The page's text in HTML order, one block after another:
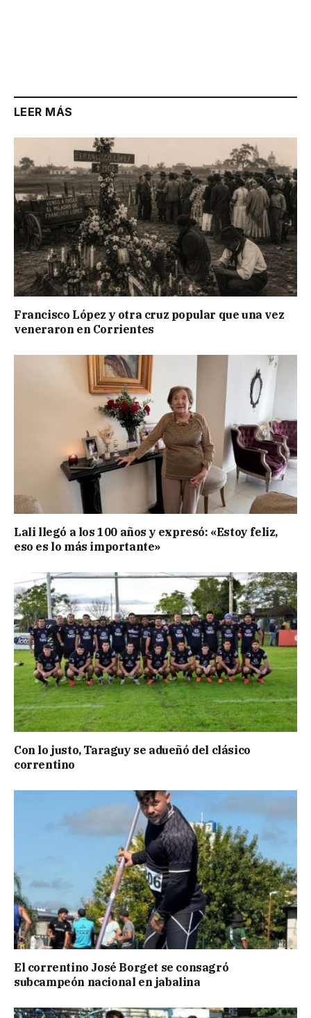
LEER MÁS
Francisco López y otra cruz popular que una vez
veneraron en Corrientes
Lali llegó a los 100 años y expresó: «Estoy feliz,
eso es lo más importante»
Con lo justo, Taraguy se adueñó del clásico
correntino
El correntino José Borget se consagró
subcampeón nacional en jabalina